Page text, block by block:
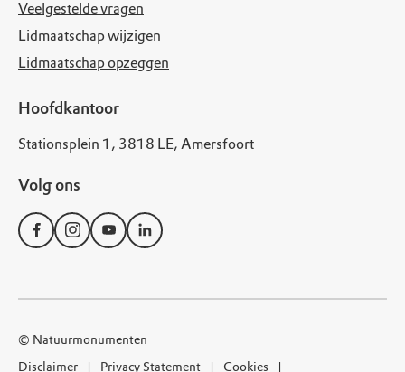
Veelgestelde vragen
Lidmaatschap wijzigen
Lidmaatschap opzeggen
Hoofdkantoor
Stationsplein 1, 3818 LE, Amersfoort
Volg ons
© Natuurmonumenten
Disclaimer
Privacy Statement Cookies